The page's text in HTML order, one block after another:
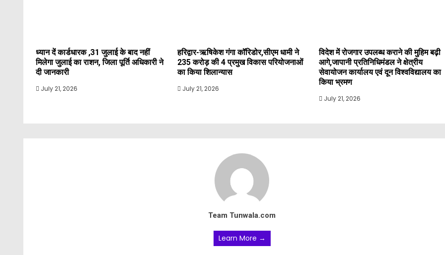
ध्यान दें कार्डधारक ,31 जुलाई के बाद नहीं
मिलेगा जुलाई का राशन, जिला पूर्ति अधिकारी ने
दी जानकारी
July 21, 2026
हरिद्वार-ऋषिकेश गंगा कॉरिडोर,सीएम धामी ने
235 करोड़ की 4 प्रमुख विकास परियोजनाओं
का किया शिलान्यास
July 21, 2026
विदेश में रोजगार उपलब्ध कराने की मुहिम बढ़ी
आगे,जापानी प्रतिनिधिमंडल ने क्षेत्रीय
सेवायोजन कार्यालय एवं दून विश्वविद्यालय का
किया भ्रमण
July 21, 2026
Team Tunwala.com
Learn More →